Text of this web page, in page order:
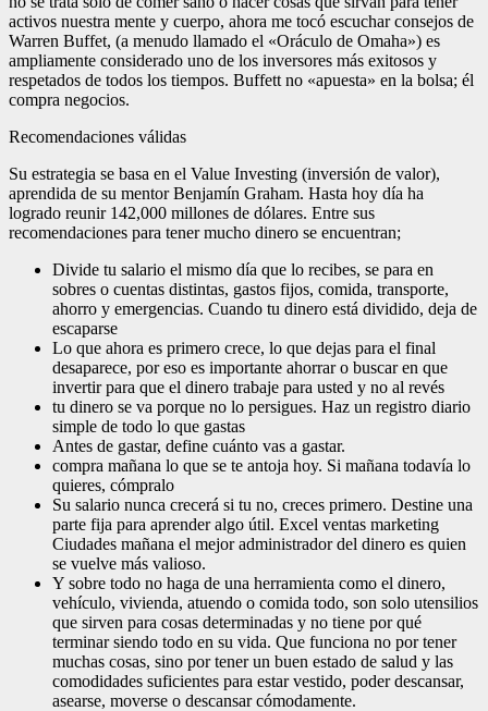
activos nuestra mente y cuerpo, ahora me tocó escuchar consejos de
Warren Buffet, (a menudo llamado el «Oráculo de Omaha») es
ampliamente considerado uno de los inversores más exitosos y
respetados de todos los tiempos. Buffett no «apuesta» en la bolsa; él
compra negocios.
Recomendaciones válidas
Su estrategia se basa en el Value Investing (inversión de valor),
aprendida de su mentor Benjamín Graham. Hasta hoy día ha
logrado reunir 142,000 millones de dólares. Entre sus
recomendaciones para tener mucho dinero se encuentran;
Divide tu salario el mismo día que lo recibes, se para en
sobres o cuentas distintas, gastos fijos, comida, transporte,
ahorro y emergencias. Cuando tu dinero está dividido, deja de
escaparse
Lo que ahora es primero crece, lo que dejas para el final
desaparece, por eso es importante ahorrar o buscar en que
invertir para que el dinero trabaje para usted y no al revés
tu dinero se va porque no lo persigues. Haz un registro diario
simple de todo lo que gastas
Antes de gastar, define cuánto vas a gastar.
compra mañana lo que se te antoja hoy. Si mañana todavía lo
quieres, cómpralo
Su salario nunca crecerá si tu no, creces primero. Destine una
parte fija para aprender algo útil. Excel ventas marketing
Ciudades mañana el mejor administrador del dinero es quien
se vuelve más valioso.
Y sobre todo no haga de una herramienta como el dinero,
vehículo, vivienda, atuendo o comida todo, son solo utensilios
que sirven para cosas determinadas y no tiene por qué
terminar siendo todo en su vida. Que funciona no por tener
muchas cosas, sino por tener un buen estado de salud y las
comodidades suficientes para estar vestido, poder descansar,
asearse, moverse o descansar cómodamente.